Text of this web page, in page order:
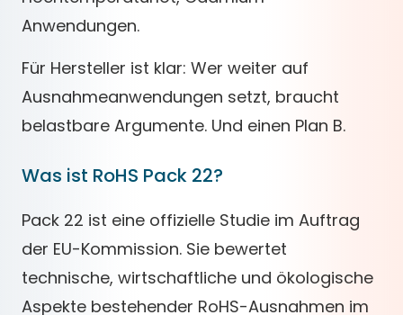
Anwendungen.
Für Hersteller ist klar: Wer weiter auf
Ausnahmeanwendungen setzt, braucht
belastbare Argumente. Und einen Plan B.
Was ist RoHS Pack 22?
Pack 22 ist eine offizielle Studie im Auftrag
der EU-Kommission. Sie bewertet
technische, wirtschaftliche und ökologische
Aspekte bestehender RoHS-Ausnahmen im